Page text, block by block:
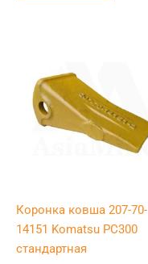
Коронка ковша 207-70-
14151 Komatsu PC300
стандартная